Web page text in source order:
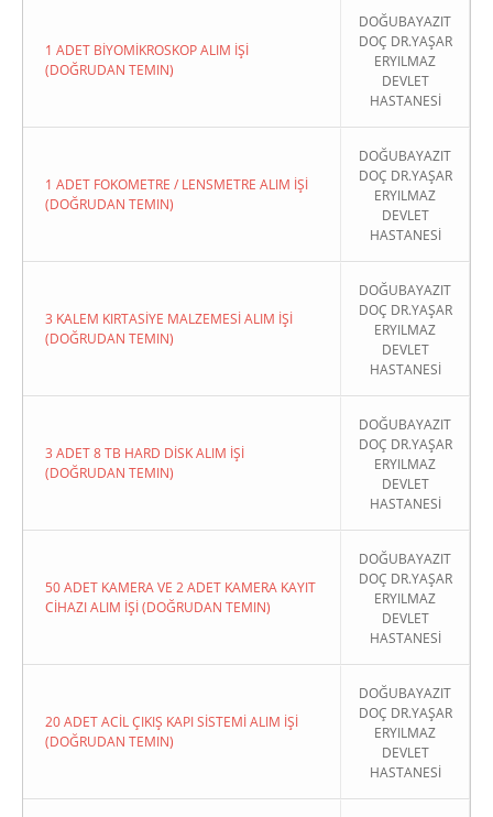
1 ADET BİYOMİKROSKOP ALIM İŞİ
(DOĞRUDAN TEMIN)
DOĞUBAYAZIT
DOÇ DR.YAŞAR
ERYILMAZ
DEVLET
HASTANESİ
1 ADET FOKOMETRE / LENSMETRE ALIM İŞİ
(DOĞRUDAN TEMIN)
DOĞUBAYAZIT
DOÇ DR.YAŞAR
ERYILMAZ
DEVLET
HASTANESİ
3 KALEM KIRTASİYE MALZEMESİ ALIM İŞİ
(DOĞRUDAN TEMIN)
DOĞUBAYAZIT
DOÇ DR.YAŞAR
ERYILMAZ
DEVLET
HASTANESİ
3 ADET 8 TB HARD DİSK ALIM İŞİ
(DOĞRUDAN TEMIN)
DOĞUBAYAZIT
DOÇ DR.YAŞAR
ERYILMAZ
DEVLET
HASTANESİ
50 ADET KAMERA VE 2 ADET KAMERA KAYIT
CİHAZI ALIM İŞİ (DOĞRUDAN TEMIN)
DOĞUBAYAZIT
DOÇ DR.YAŞAR
ERYILMAZ
DEVLET
HASTANESİ
20 ADET ACİL ÇIKIŞ KAPI SİSTEMİ ALIM İŞİ
(DOĞRUDAN TEMIN)
DOĞUBAYAZIT
DOÇ DR.YAŞAR
ERYILMAZ
DEVLET
HASTANESİ